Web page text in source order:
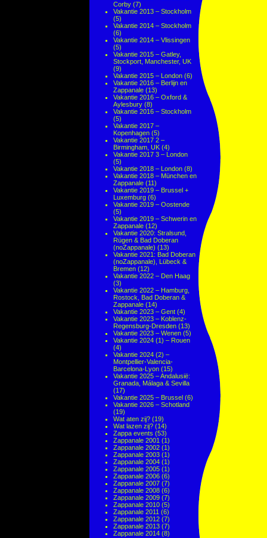
Corby (7)
Vakantie 2013 – Stockholm
(5)
Vakantie 2014 – Stockholm
(6)
Vakantie 2014 – Vlissingen
(5)
Vakantie 2015 – Gatley,
Stockport, Manchester, UK
(9)
Vakantie 2015 – London (6)
Vakantie 2016 – Berlijn en
Zappanale (13)
Vakantie 2016 – Oxford &
Aylesbury (8)
Vakantie 2016 – Stockholm
(5)
Vakantie 2017 –
Kopenhagen (5)
Vakantie 2017 2 –
Birmingham, UK (4)
Vakantie 2017 3 – London
(5)
Vakantie 2018 – London (8)
Vakantie 2018 – München en
Zappanale (11)
Vakantie 2019 – Brussel +
Luxemburg (6)
Vakantie 2019 – Oostende
(5)
Vakantie 2019 – Schwerin en
Zappanale (12)
Vakantie 2020: Stralsund,
Rügen & Bad Doberan
(noZappanale) (13)
Vakantie 2021: Bad Doberan
(noZappanale), Lübeck &
Bremen (12)
Vakantie 2022 – Den Haag
(3)
Vakantie 2022 – Hamburg,
Rostock, Bad Doberan &
Zappanale (14)
Vakantie 2023 – Gent (4)
Vakantie 2023 – Koblenz-
Regensburg-Dresden (13)
Vakantie 2023 – Wenen (5)
Vakantie 2024 (1) – Rouen
(4)
Vakantie 2024 (2) –
Montpellier-Valencia-
Barcelona-Lyon (15)
Vakantie 2025 – Andalusië:
Granada, Málaga & Sevilla
(17)
Vakantie 2025 – Brussel (6)
Vakantie 2026 – Schotland
(19)
Wat aten zij? (19)
Wat lazen zij? (14)
Zappa events (53)
Zappanale 2001 (1)
Zappanale 2002 (1)
Zappanale 2003 (1)
Zappanale 2004 (1)
Zappanale 2005 (1)
Zappanale 2006 (6)
Zappanale 2007 (7)
Zappanale 2008 (6)
Zappanale 2009 (7)
Zappanale 2010 (5)
Zappanale 2011 (6)
Zappanale 2012 (7)
Zappanale 2013 (7)
Zappanale 2014 (8)